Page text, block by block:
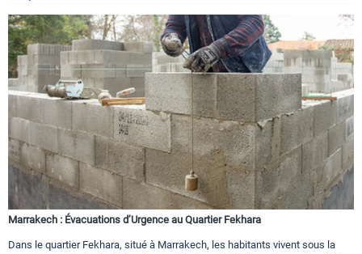
Marrakech : Évacuations d’Urgence au Quartier Fekhara
Dans le quartier Fekhara, situé à Marrakech, les habitants vivent sous la